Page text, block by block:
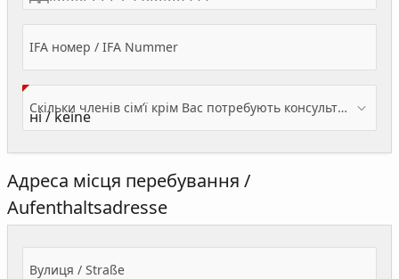
IFA номер / IFA Nummer
Скільки членів сім’ї крім Вас потребують консультації? / Wieviele Familienmitglieder brauchen Beratung - zusätzlich zu Ihnen?
Адреса місця перебування /
Aufenthaltsadresse
Вулиця / Straße